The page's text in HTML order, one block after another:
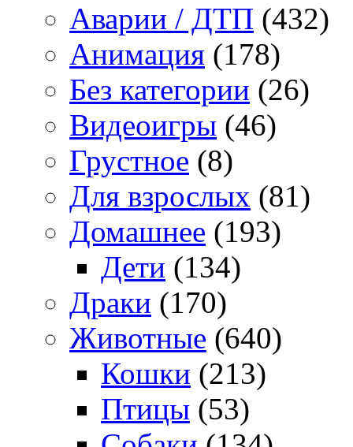
Аварии / ДТП (432)
Анимация (178)
Без категории (26)
Видеоигры (46)
Грустное (8)
Для взрослых (81)
Домашнее (193)
Дети (134)
Драки (170)
Животные (640)
Кошки (213)
Птицы (53)